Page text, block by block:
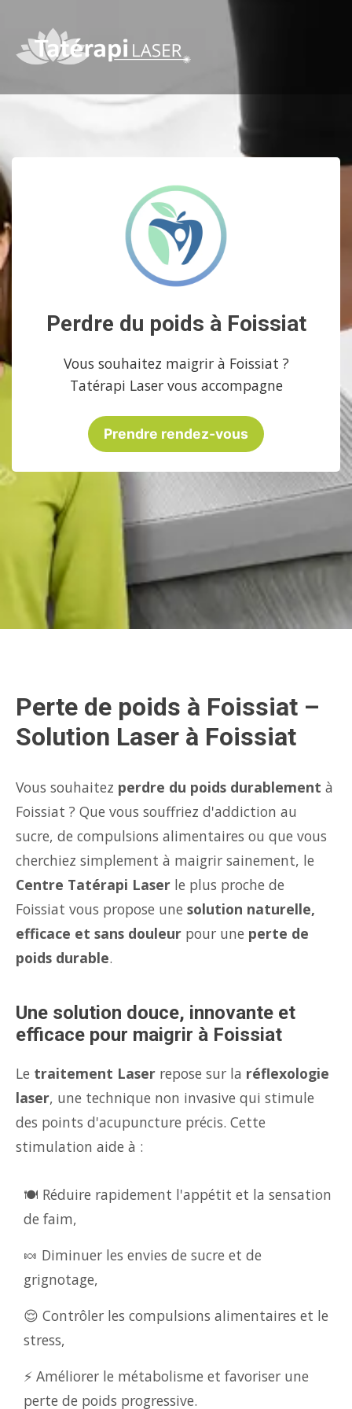
Perdre du poids à Foissiat
Vous souhaitez maigrir à Foissiat ?
Tatérapi Laser vous accompagne
Prendre rendez-vous
Perte de poids à Foissiat –
Solution Laser à Foissiat
Vous souhaitez perdre du poids durablement à
Foissiat ? Que vous souffriez d'addiction au
sucre, de compulsions alimentaires ou que vous
cherchiez simplement à maigrir sainement, le
Centre Tatérapi Laser le plus proche de
Foissiat vous propose une solution naturelle,
efficace et sans douleur pour une perte de
poids durable.
Une solution douce, innovante et
efficace pour maigrir à Foissiat
Le traitement Laser repose sur la réflexologie
laser, une technique non invasive qui stimule
des points d'acupuncture précis. Cette
stimulation aide à :
🍽️ Réduire rapidement l'appétit et la sensation
de faim,
🍬 Diminuer les envies de sucre et de
grignotage,
😌 Contrôler les compulsions alimentaires et le
stress,
⚡ Améliorer le métabolisme et favoriser une
perte de poids progressive.